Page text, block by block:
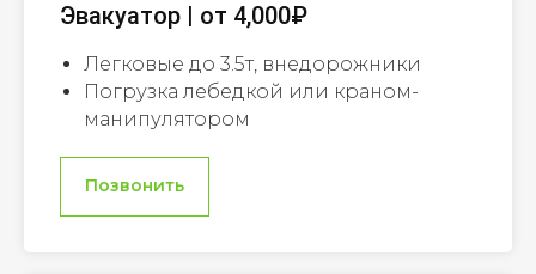
Эвакуатор | от 4,000₽
Легковые до 3.5т, внедорожники
Погрузка лебедкой или краном-
манипулятором
Позвонить